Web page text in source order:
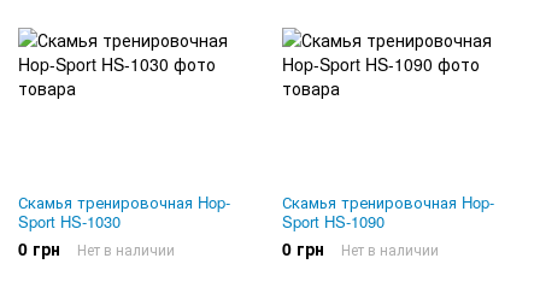
Скамья тренировочная Hop-
Sport HS-1030
0 грн Нет в наличии
Скамья тренировочная Hop-
Sport HS-1090
0 грн Нет в наличии